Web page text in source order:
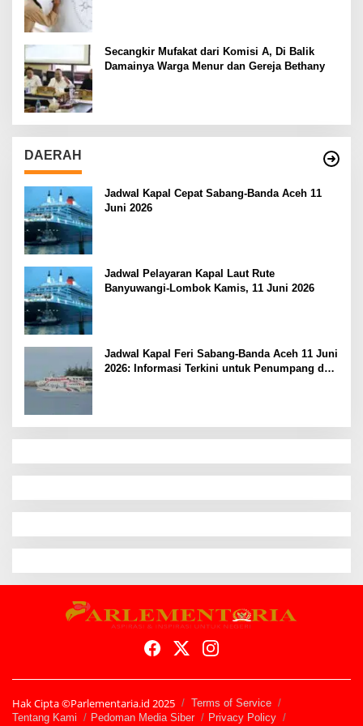
Secangkir Mufakat dari Komisi A, Di Balik
Damainya Warga Menur dan Gereja Bethany
DAERAH
Jadwal Kapal Cepat Sabang-Banda Aceh 11
Juni 2026
Jadwal Pelayaran Kapal Laut Rute
Banyuwangi-Lombok Kamis, 11 Juni 2026
Jadwal Kapal Feri Sabang-Banda Aceh 11 Juni
2026: Informasi Terkini untuk Penumpang dan
Hak Cipta ©Parlementaria.id 2025
Terms of Service
Tentang Kami
Pedoman Media Siber Privacy Policy